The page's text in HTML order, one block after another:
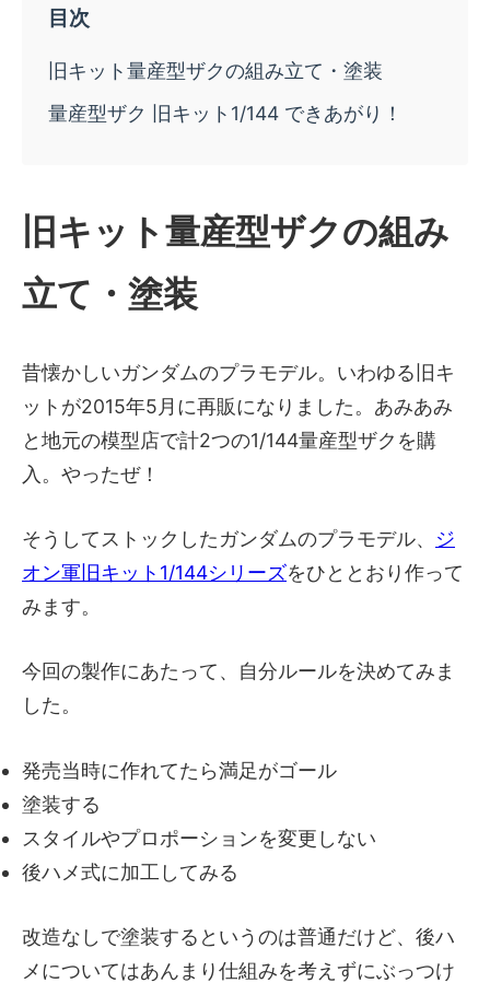
旧キット量産型ザクの組み立て・塗装
量産型ザク 旧キット1/144 できあがり！
旧キット量産型ザクの組み
立て・塗装
昔懐かしいガンダムのプラモデル。いわゆる旧キ
ットが2015年5月に再販になりました。あみあみ
と地元の模型店で計2つの1/144量産型ザクを購
入。やったぜ！
そうしてストックしたガンダムのプラモデル、 ジ
オン軍旧キット1/144シリーズをひととおり作って
みます。
今回の製作にあたって、自分ルールを決めてみま
した。
発売当時に作れてたら満足がゴール
塗装する
スタイルやプロポーションを変更しない
後ハメ式に加工してみる
改造なしで塗装するというのは普通だけど、後ハ
メについてはあんまり仕組みを考えずにぶっつけ